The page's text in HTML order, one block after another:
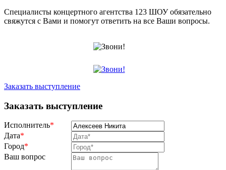
Специалисты концертного агентства 123 ШОУ обязательно
свяжутся с Вами и помогут ответить на все Ваши вопросы.
Заказать выступление
Заказать выступление
Исполнитель*
Дата*
Город*
Ваш вопрос